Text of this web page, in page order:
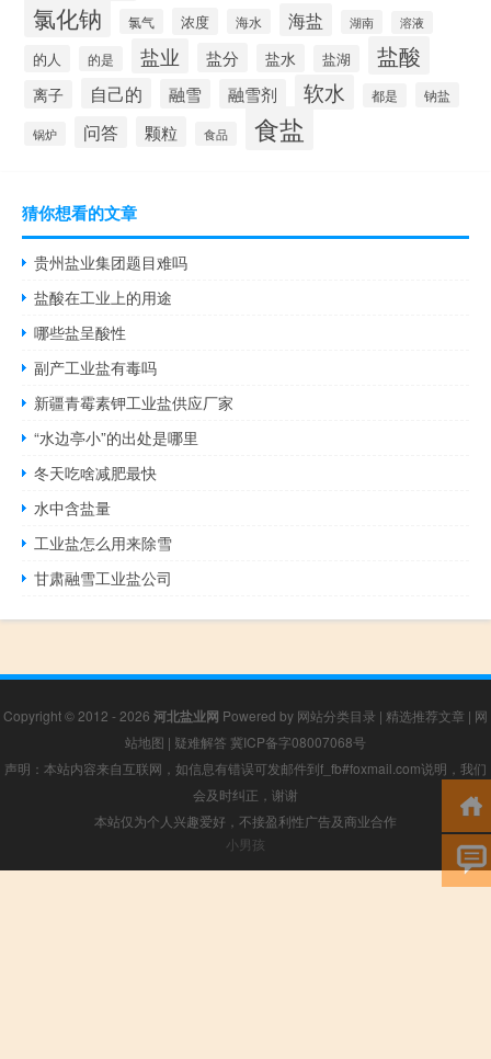
氯化钠 氯气 浓度 海水 海盐 湖南 溶液
的人 的是 盐业 盐分 盐水 盐湖 盐酸
离子 自己的 融雪 融雪剂 软水 都是 钠盐
锅炉 问答 颗粒 食品 食盐
猜你想看的文章
贵州盐业集团题目难吗
盐酸在工业上的用途
哪些盐呈酸性
副产工业盐有毒吗
新疆青霉素钾工业盐供应厂家
“水边亭小”的出处是哪里
冬天吃啥减肥最快
水中含盐量
工业盐怎么用来除雪
甘肃融雪工业盐公司
Copyright © 2012 - 2026 河北盐业网 Powered by 网站分类目录 | 精选推荐文章 | 网
站地图 | 疑难解答 冀ICP备字08007068号
声明：本站内容来自互联网，如信息有错误可发邮件到f_fb#foxmail.com说明，我们
会及时纠正，谢谢
本站仅为个人兴趣爱好，不接盈利性广告及商业合作
小男孩